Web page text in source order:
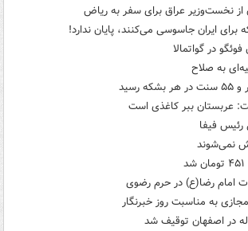
نخست‌وزیر عراق برای سفر به ریاض
برای ایران جاسوسی می‌کنند، پایان ندارد!
در گواتمالا
به صلاح
عربستان ببر کاغذی است
رئیس فیفا
نمی‌شوند
امام رضا(ع) در حرم رضوی
به مناسبت روز خبرنگار